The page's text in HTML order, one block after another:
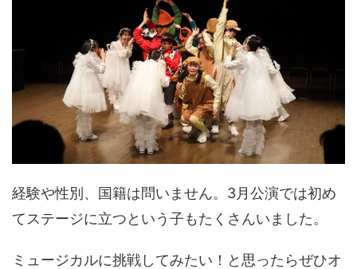
経験や性別、国籍は問いません。3月公演では初め
てステージに立つという子もたくさんいました。
ミュージカルに挑戦してみたい！と思ったらぜひオ